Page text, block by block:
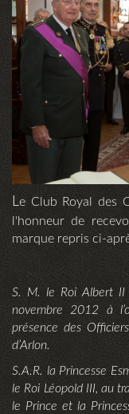
Le Club Royal des
l'honneur de
marque repris ci-
S. M. le Roi Albert
novembre 2012 à
présence des
d’Arlon.
S.A.R. la Princesse
le Roi Léopold III, au
le Prince et la